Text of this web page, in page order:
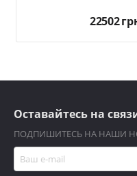
22502
Оставайтесь на
ПОДПИШИТЕСЬ НА НАШИ